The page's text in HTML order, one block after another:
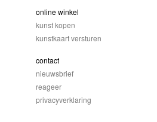
online winkel
kunst kopen
kunstkaart versturen
contact
nieuwsbrief
reageer
privacyverklaring